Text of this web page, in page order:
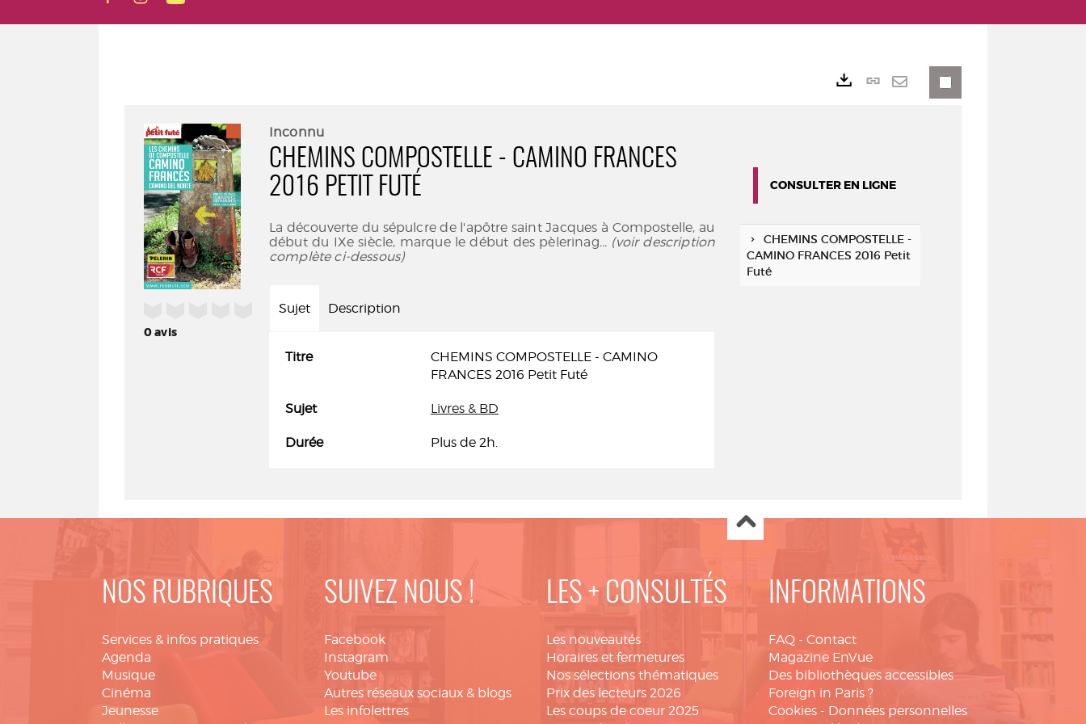
0avis
Inconnu
CHEMINS COMPOSTELLE - CAMINO FRANCES
2016 PETIT FUTÉ
La découverte du sépulcre de l'apôtre saint Jacques à Compostelle, au
début du IXe siècle, marque le début des pèlerinag... (voir description
complète ci-dessous)
Sujet Description
Titre
CHEMINS COMPOSTELLE - CAMINO
FRANCES 2016 Petit Futé
Sujet Livres & BD
Durée Plus de 2h.
Lien
CONSULTER EN LIGNE
CHEMINS COMPOSTELLE -
CAMINO FRANCES 2016 Petit
Futé
NOS RUBRIQUES
Services & infos pratiques
Agenda
Musique
Cinéma
Jeunesse
SUIVEZ NOUS !
Facebook
Instagram
Youtube
Autres réseaux sociaux & blogs
Les infolettres
LES + CONSULTÉS
Les nouveautés
Horaires et fermetures
Nos sélections thématiques
Prix des lecteurs 2026
Les coups de coeur 2025
INFORMATIONS
FAQ - Contact
Magazine EnVue
Des bibliothèques accessibles
Foreign in Paris ?
Cookies - Données personnelles